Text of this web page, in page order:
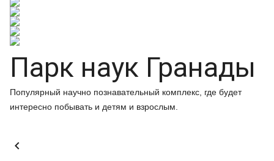
Парк наук Гранады
Популярный научно познавательный комплекс, где будет
интересно побывать и детям и взрослым.
